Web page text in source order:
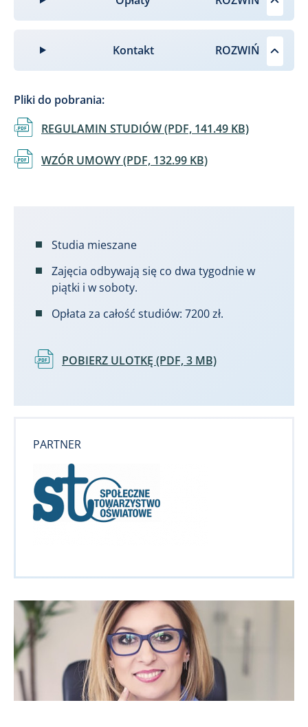
Kontakt
Pliki do pobrania:
DokumentREGULAMIN STUDIÓW (PDF, 141.49 KB)
DokumentWZÓR UMOWY (PDF, 132.99 KB)
Studia mieszane
Zajęcia odbywają się co dwa tygodnie w
piątki i w soboty.
Opłata za całość studiów: 7200 zł.
DokumentPOBIERZ ULOTKĘ (PDF, 3 MB)
PARTNER